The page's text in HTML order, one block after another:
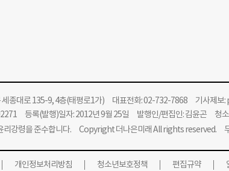
종대로 135-9, 4층(태평로1가) 대표전화: 02-732-7868 기사제보:
등록(발행)일자: 2012년 9월 25일 발행인/편집인: 김윤곤 청소
리강령을 준수합니다. Copyright 더나은미래 All rights reserved. 무
개인정보처리방침 청소년보호정책 편집규약